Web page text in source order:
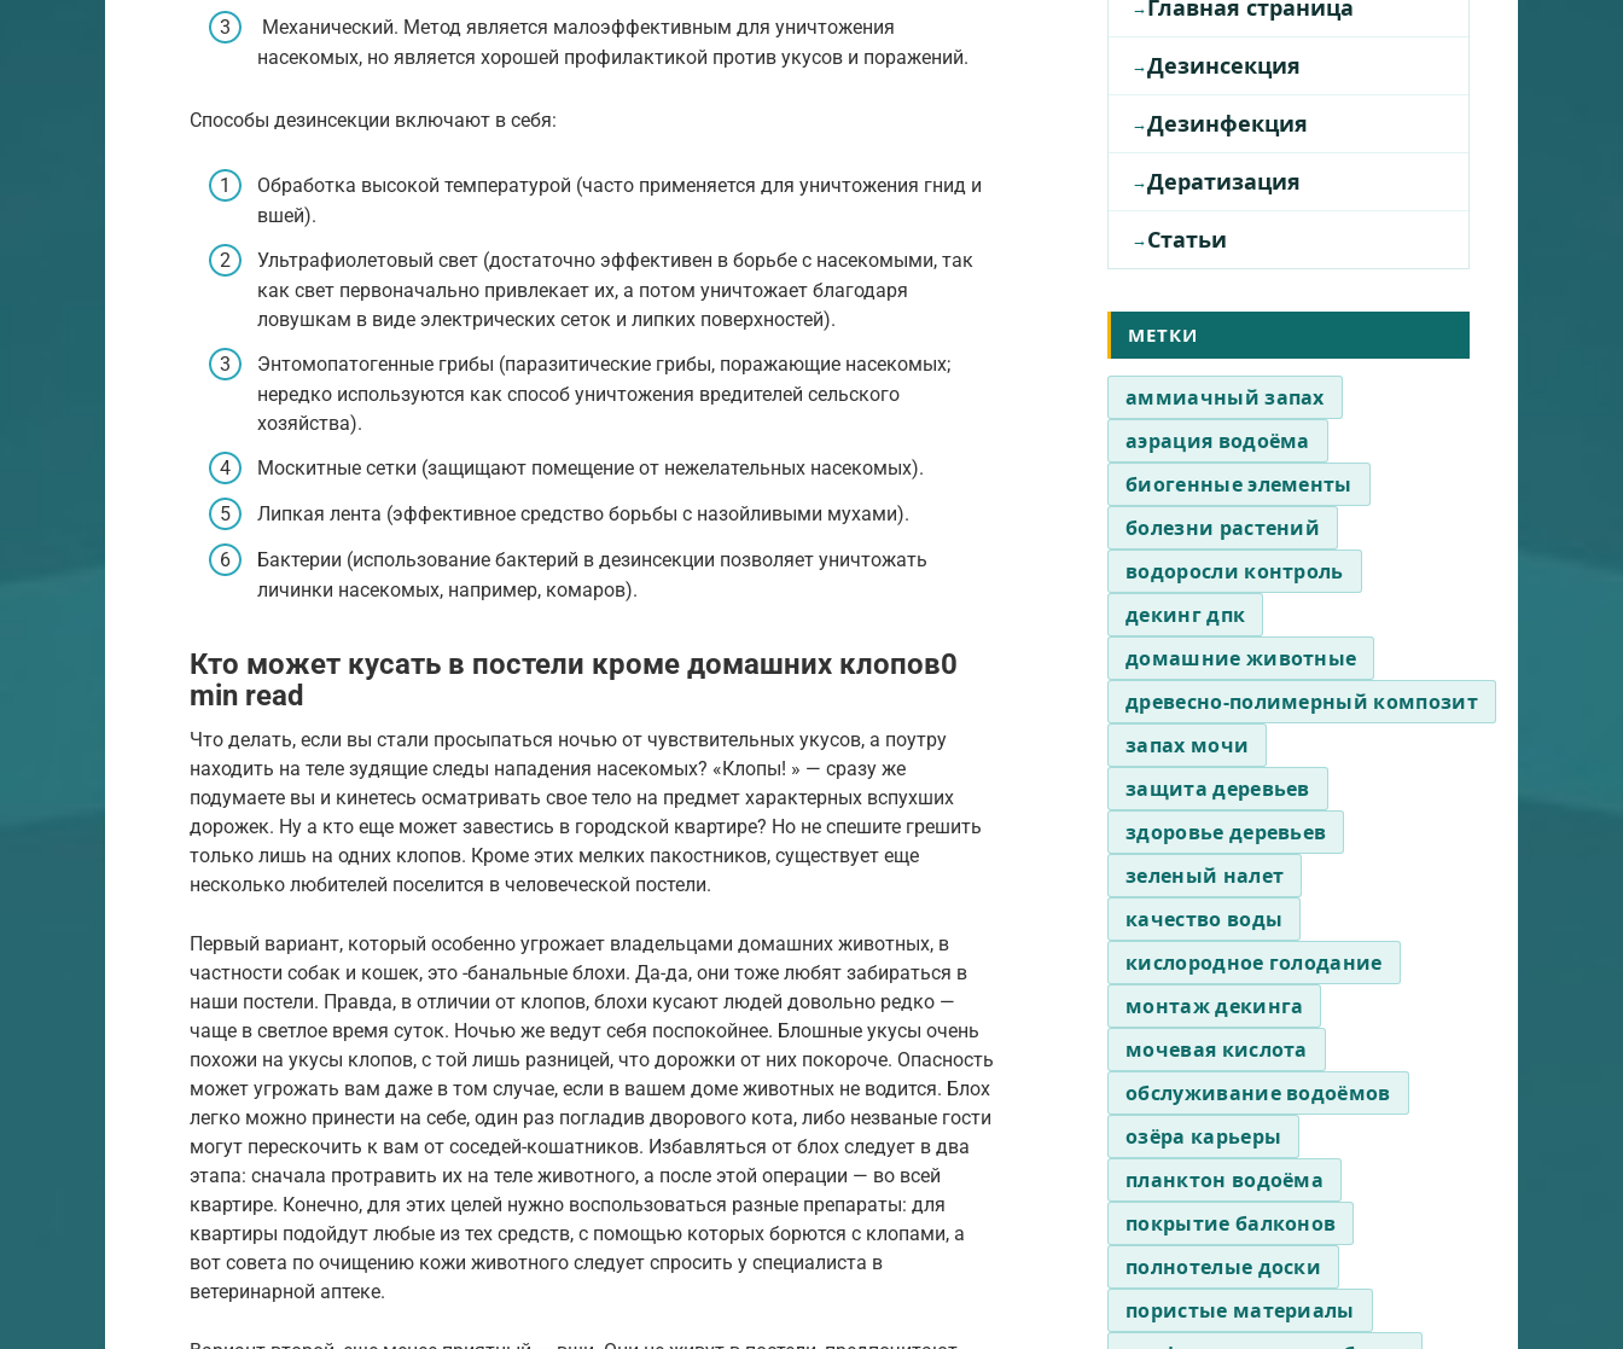
Механический. Метод является малоэффективным для уничтожения
насекомых, но является хорошей профилактикой против укусов и поражений.
Способы дезинсекции включают в себя:
Обработка высокой температурой (часто применяется для уничтожения гнид и
вшей).
Ультрафиолетовый свет (достаточно эффективен в борьбе с насекомыми, так
как свет первоначально привлекает их, а потом уничтожает благодаря
ловушкам в виде электрических сеток и липких поверхностей).
Энтомопатогенные грибы (паразитические грибы, поражающие насекомых;
нередко используются как способ уничтожения вредителей сельского
хозяйства).
Москитные сетки (защищают помещение от нежелательных насекомых).
Липкая лента (эффективное средство борьбы с назойливыми мухами).
Бактерии (использование бактерий в дезинсекции позволяет уничтожать
личинки насекомых, например, комаров).
Кто может кусать в постели кроме домашних клопов0
min read
Что делать, если вы стали просыпаться ночью от чувствительных укусов, а поутру
находить на теле зудящие следы нападения насекомых? «Клопы! » — сразу же
подумаете вы и кинетесь осматривать свое тело на предмет характерных вспухших
дорожек. Ну а кто еще может завестись в городской квартире? Но не спешите грешить
только лишь на одних клопов. Кроме этих мелких пакостников, существует еще
несколько любителей поселится в человеческой постели.
Первый вариант, который особенно угрожает владельцами домашних животных, в
частности собак и кошек, это -банальные блохи. Да-да, они тоже любят забираться в
наши постели. Правда, в отличии от клопов, блохи кусают людей довольно редко —
чаще в светлое время суток. Ночью же ведут себя поспокойнее. Блошные укусы очень
похожи на укусы клопов, с той лишь разницей, что дорожки от них покороче. Опасность
может угрожать вам даже в том случае, если в вашем доме животных не водится. Блох
легко можно принести на себе, один раз погладив дворового кота, либо незваные гости
могут перескочить к вам от соседей-кошатников. Избавляться от блох следует в два
этапа: сначала протравить их на теле животного, а после этой операции — во всей
квартире. Конечно, для этих целей нужно воспользоваться разные препараты: для
квартиры подойдут любые из тех средств, с помощью которых борются с клопами, а
вот совета по очищению кожи животного следует спросить у специалиста в
ветеринарной аптеке.
Главная страница
Дезинсекция
Дезинфекция
Дератизация
Статьи
МЕТКИ
аммиачный запах
аэрация водоёма
биогенные элементы
болезни растений
водоросли контроль
декинг дпк
домашние животные
древесно-полимерный композит
запах мочи
защита деревьев
здоровье деревьев
зеленый налет
качество воды
кислородное голодание
монтаж декинга
мочевая кислота
обслуживание водоёмов
озёра карьеры
планктон водоёма
покрытие балконов
полнотелые доски
пористые материалы